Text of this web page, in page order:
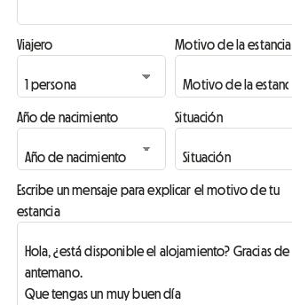
Viajero Motivo de la estancia
Año de nacimiento Situación
Escribe un mensaje para explicar el motivo de tu
estancia